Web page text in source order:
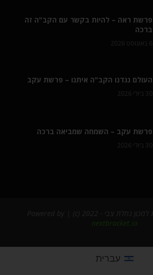
פרשת ראה – להיות בקשר עם הקב"ה זה
ברכה
6 באוגוסט 2026
העולם נגדנו הקב"ה איתנו – פרשת עקב
30 ביולי 2026
פרשת עקב – השמחה שמביאה ברכה
30 ביולי 2026
nextbracket.io
עברית